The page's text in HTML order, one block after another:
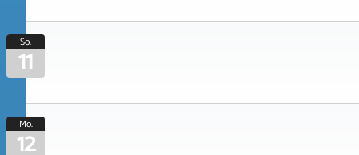
So.
11
Mo.
12